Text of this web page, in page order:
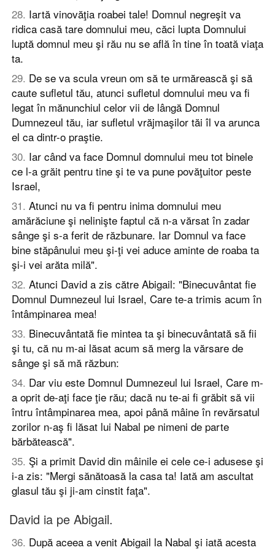
28. Iartă vinovăţia roabei tale! Domnul negreşit va
ridica casă tare domnului meu, căci lupta Domnului
luptă domnul meu şi rău nu se află în tine în toată viaţa
ta.
29. De se va scula vreun om să te urmărească şi să
caute sufletul tău, atunci sufletul domnului meu va fi
legat în mănunchiul celor vii de lângă Domnul
Dumnezeul tău, iar sufletul vrăjmaşilor tăi îl va arunca
el ca dintr-o praştie.
30. Iar când va face Domnul domnului meu tot binele
ce l-a grăit pentru tine şi te va pune povăţuitor peste
Israel,
31. Atunci nu va fi pentru inima domnului meu
amărăciune şi nelinişte faptul că n-a vărsat în zadar
sânge şi s-a ferit de răzbunare. Iar Domnul va face
bine stăpânului meu şi-ţi vei aduce aminte de roaba ta
şi-i vei arăta milă".
32. Atunci David a zis către Abigail: "Binecuvântat fie
Domnul Dumnezeul lui Israel, Care te-a trimis acum în
întâmpinarea mea!
33. Binecuvântată fie mintea ta şi binecuvântată să fii
şi tu, că nu m-ai lăsat acum să merg la vărsare de
sânge şi să mă răzbun:
34. Dar viu este Domnul Dumnezeul lui Israel, Care m-
a oprit de-aţi face ţie rău; dacă nu te-ai fi grăbit să vii
întru întâmpinarea mea, apoi până mâine în revărsatul
zorilor n-aş fi lăsat lui Nabal pe nimeni de parte
bărbătească".
35. Şi a primit David din mâinile ei cele ce-i adusese şi
i-a zis: "Mergi sănătoasă la casa ta! Iată am ascultat
glasul tău şi ji-am cinstit faţa".
David ia pe Abigail.
36. După aceea a venit Abigail la Nabal şi iată acesta